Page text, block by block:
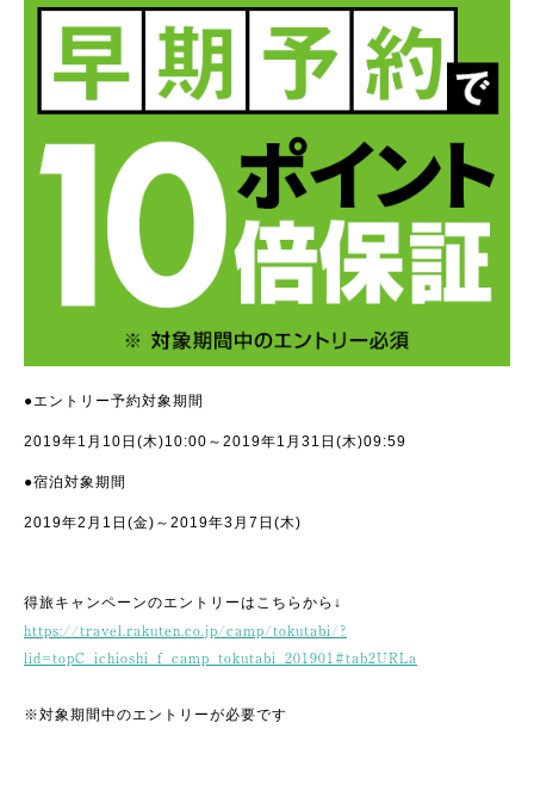
●エントリー予約対象期間
2019年1月10日(木)10:00～2019年1月31日(木)09:59
●宿泊対象期間
2019年2月1日(金)～2019年3月7日(木)
得旅キャンペーンのエントリーはこちらから↓
https://travel.rakuten.co.jp/camp/tokutabi/?
lid=topC_ichioshi_f_camp_tokutabi_201901#tab2URLa
※対象期間中のエントリーが必要です